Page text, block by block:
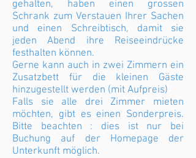
gehalten, haben einen grossen
Schrank zum Verstauen Ihrer Sachen
und einen Schreibtisch, damit sie
jeden Abend ihre Reiseeindrücke
festhalten können.
Gerne kann auch in zwei Zimmern ein
Zusatzbett für die kleinen Gäste
hinzugestellt werden (mit Aufpreis)
Falls sie alle drei Zimmer mieten
möchten, gibt es einen Sonderpreis.
Bitte beachten : dies ist nur bei
Buchung auf der Homepage der
Unterkunft möglich.